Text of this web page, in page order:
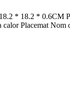
* 18.2 * 0.6CM
calor Placemat